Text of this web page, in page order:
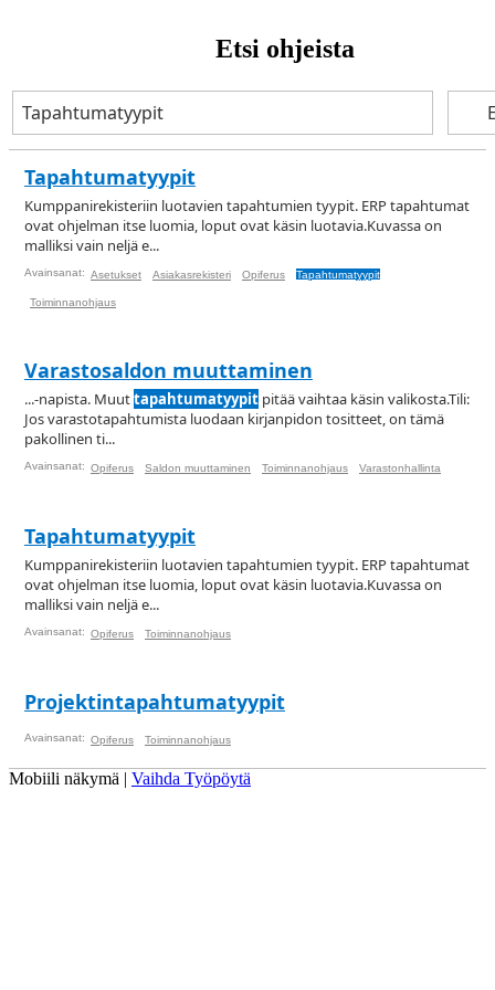
Etsi ohjeista
Tapahtumatyypit
Kumppanirekisteriin luotavien tapahtumien tyypit. ERP tapahtumat
ovat ohjelman itse luomia, loput ovat käsin luotavia.Kuvassa on
malliksi vain neljä e...
Avainsanat: Asetukset Asiakasrekisteri Opiferus Tapahtumatyypit
Toiminnanohjaus
Varastosaldon muuttaminen
...-napista. Muuttapahtumatyypit pitää vaihtaa käsin valikosta.Tili:
Jos varastotapahtumista luodaan kirjanpidon tositteet, on tämä
pakollinen ti...
Avainsanat: Opiferus Saldon muuttaminen Toiminnanohjaus Varastonhallinta
Tapahtumatyypit
Kumppanirekisteriin luotavien tapahtumien tyypit. ERP tapahtumat
ovat ohjelman itse luomia, loput ovat käsin luotavia.Kuvassa on
malliksi vain neljä e...
Avainsanat: Opiferus Toiminnanohjaus
Projektintapahtumatyypit
Avainsanat: Opiferus Toiminnanohjaus
Mobiili näkymä | Vaihda Työpöytä